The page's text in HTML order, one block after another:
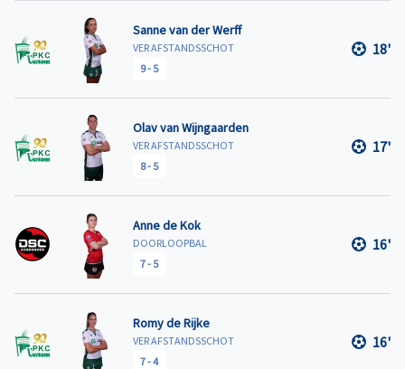
Sanne van der Werff
VER AFSTANDSSCHOT
9-5
18'
Olav van Wijngaarden
VER AFSTANDSSCHOT
8-5
17'
Anne de Kok
DOORLOOPBAL
7-5
16'
Romy de Rijke
VER AFSTANDSSCHOT
7-4
16'